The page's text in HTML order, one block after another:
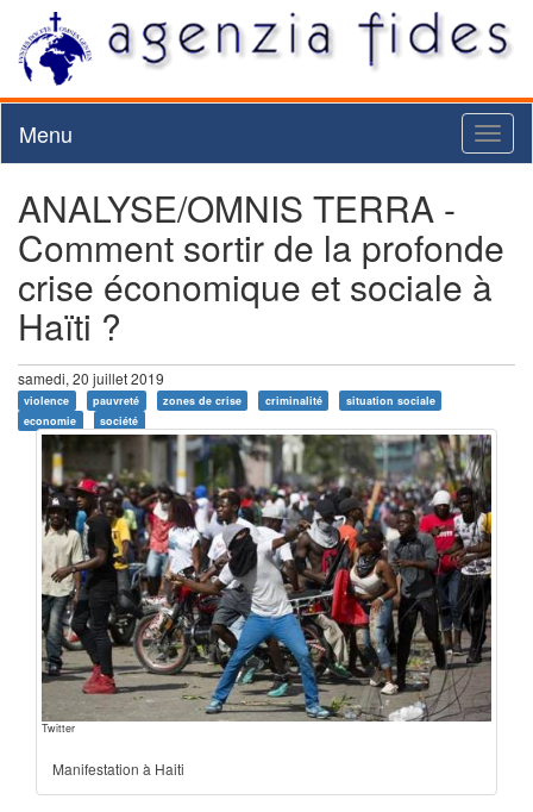
Menu
ANALYSE/OMNIS TERRA -
Comment sortir de la profonde
crise économique et sociale à
Haïti ?
samedi, 20 juillet 2019
violence pauvreté zones de crise criminalité
situation sociale
economie
société
Twitter
Manifestation à Haiti